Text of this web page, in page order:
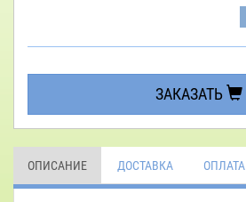
ЗАКАЗАТЬ
ОПИСАНИЕ ДОСТАВКА ОПЛАТА